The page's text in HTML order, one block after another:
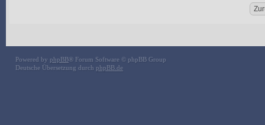
Powered by phpBB® Forum Software © phpBB Group
Deutsche Übersetzung durch phpBB.de